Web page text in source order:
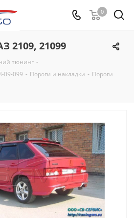
0
2109, 21099
тюнинг -
09-099 - Пороги и накладки - Пороги